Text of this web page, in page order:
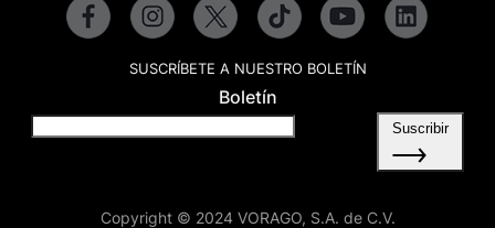
SUSCRÍBETE A NUESTRO BOLETÍN
Boletín
Suscribir
Copyright © 2024 VORAGO, S.A. de C.V.